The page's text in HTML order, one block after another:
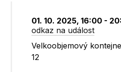
01. 10. 2025, 16:00 -
odkaz na událost
Velkoobjemový
12